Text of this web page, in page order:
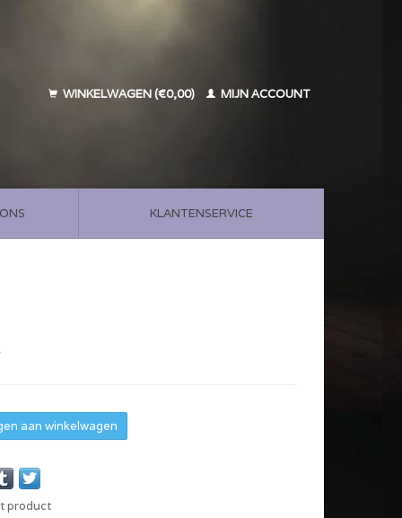
WINKELWAGEN (€0,00) MIJN ACCOUNT
KLANTENSERVICE
aan winkelwagen
product